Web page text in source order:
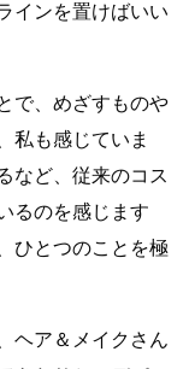
インを置けばいい
で、めざすものや
私も感じていま
など、従来のコス
るのを感じます
ひとつのことを極
ヘア＆メイクさん